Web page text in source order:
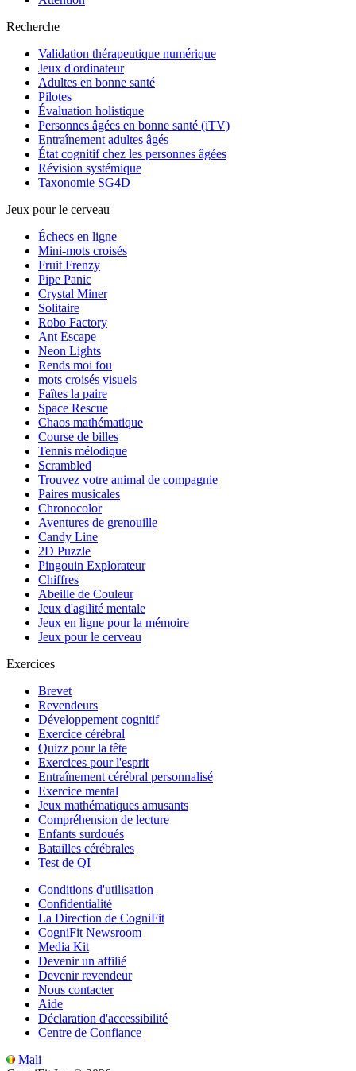
Recherche
Validation thérapeutique numérique
Jeux d'ordinateur
Adultes en bonne santé
Pilotes
Évaluation holistique
Personnes âgées en bonne santé (iTV)
Entraînement adultes âgés
État cognitif chez les personnes âgées
Révision systémique
Taxonomie SG4D
Jeux pour le cerveau
Échecs en ligne
Mini-mots croisés
Fruit Frenzy
Pipe Panic
Crystal Miner
Solitaire
Robo Factory
Ant Escape
Neon Lights
Rends moi fou
mots croisés visuels
Faîtes la paire
Space Rescue
Chaos mathématique
Course de billes
Tennis mélodique
Scrambled
Trouvez votre animal de compagnie
Paires musicales
Chronocolor
Aventures de grenouille
Candy Line
2D Puzzle
Pingouin Explorateur
Chiffres
Abeille de Couleur
Jeux d'agilité mentale
Jeux en ligne pour la mémoire
Jeux pour le cerveau
Exercices
Brevet
Revendeurs
Développement cognitif
Exercice cérébral
Quizz pour la tête
Exercices pour l'esprit
Entraînement cérébral personnalisé
Exercice mental
Jeux mathématiques amusants
Compréhension de lecture
Enfants surdoués
Batailles cérébrales
Test de QI
Conditions d'utilisation
Confidentialité
La Direction de CogniFit
CogniFit Newsroom
Media Kit
Devenir un affilié
Devenir revendeur
Nous contacter
Aide
Déclaration d'accessibilité
Centre de Confiance
Mali